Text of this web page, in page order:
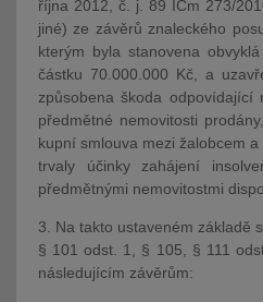
října 2012, č. j. 89 ICm 273/
jiné) ze závěrů znaleckého
kterým byla stanovena
částku 70.000.000 Kč, a
způsobena škoda
předmětné nemovitosti
kupní smlouva mezi žalobcem
trvaly účinky zahájení
předmětnými nemovitostmi
3. Na takto ustaveném základě
§ 101 odst. 1, § 105, § 111
následujícím závěrům: